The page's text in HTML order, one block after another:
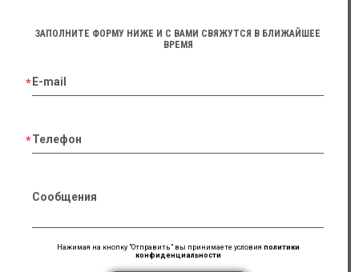
ЗАПОЛНИТЕ ФОРМУ НИЖЕ И С ВАМИ СВЯЖУТСЯ В БЛИЖАЙШЕЕ
ВРЕМЯ
E-mail
Телефон
Сообщения
Нажимая на кнопку "Отправить" вы принимаете условия политики
конфиденциальности